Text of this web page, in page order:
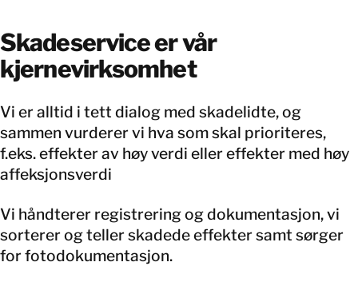
Skadeservice er vår
kjernevirksomhet
Vi er alltid i tett dialog med skadelidte, og
sammen vurderer vi hva som skal prioriteres,
f.eks. effekter av høy verdi eller effekter med høy
affeksjonsverdi
Vi håndterer registrering og dokumentasjon, vi
sorterer og teller skadede effekter samt sørger
for fotodokumentasjon.